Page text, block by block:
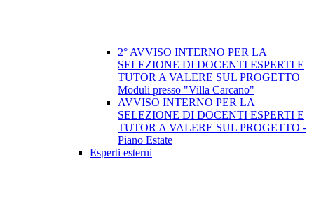
2° AVVISO INTERNO PER LA
SELEZIONE DI DOCENTI ESPERTI E
TUTOR A VALERE SUL PROGETTO_
Moduli presso "Villa Carcano"
AVVISO INTERNO PER LA
SELEZIONE DI DOCENTI ESPERTI E
TUTOR A VALERE SUL PROGETTO -
Piano Estate
Esperti esterni